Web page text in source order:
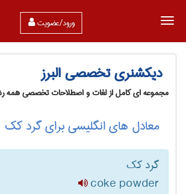
ورود/عضویت
دیکشنری تخصصی البرز
مجموعه ای کامل از لغات و اصطلاحات تخصصی همه
معادل های انگلیسی برای گرد کک
گرد کک
coke powder